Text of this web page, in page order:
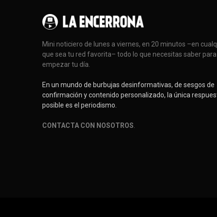
Mini noticiero de lunes a viernes, en 20 minutos –en
que sea tu red favorita– todo lo que necesitas saber para
empezar tu día.
En un mundo de burbujas desinformativas, de sesgos de
confirmación y contenido personalizado, la única
posible es el periodismo.
CONTACTA CON NOSOTROS